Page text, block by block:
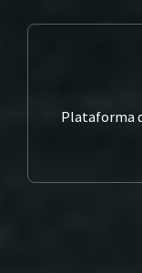
Plataforma